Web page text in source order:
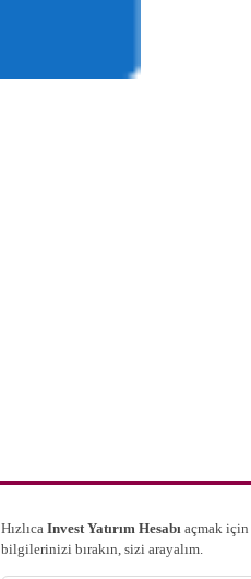
Hızlıca Invest Yatırım Hesabıaçmak için
bilgilerinizi bırakın, sizi arayalım.